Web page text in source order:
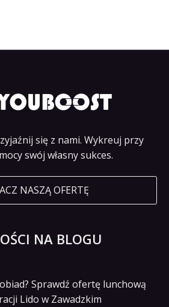
się z nami. Wykreuj przy
swój własny sukces.
NASZĄ OFERTĘ
NA BLOGU
Sprawdź ofertę lunchową
Lido w Zawadzkim